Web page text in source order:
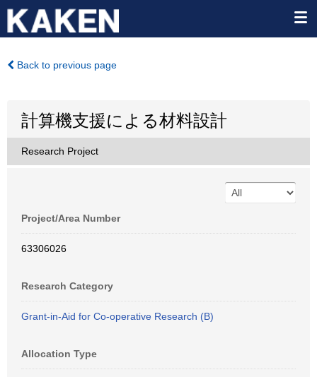
Back to previous page
計算機支援による材料設計
Research Project
Project/Area Number
63306026
Research Category
Grant-in-Aid for Co-operative Research (B)
Allocation Type